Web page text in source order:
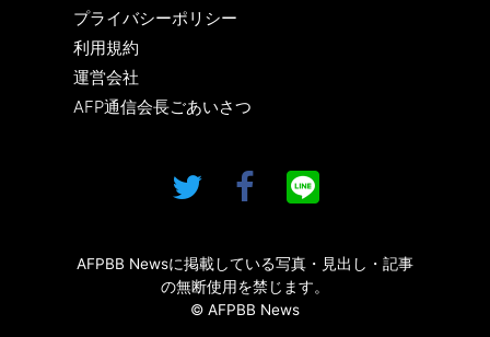
プライバシーポリシー
利用規約
運営会社
AFP通信会長ごあいさつ
AFPBB Newsに掲載している写真・見出し・記事
の無断使用を禁じます。
© AFPBB News